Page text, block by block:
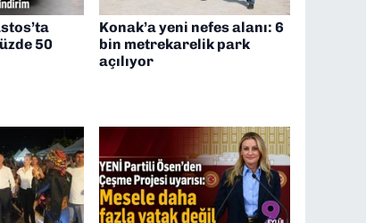
50
Konak’a yeni nefes alanı: 6
bin metrekarelik park
açılıyor